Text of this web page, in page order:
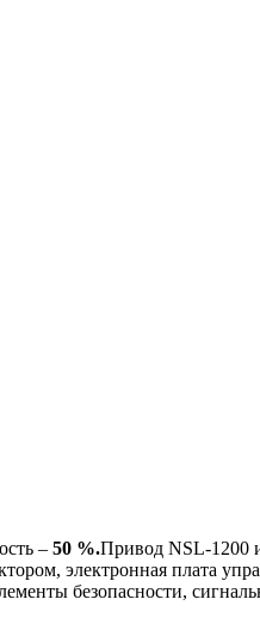
– 50 %.Привод NSL-1200
электронная плата
безопасности,